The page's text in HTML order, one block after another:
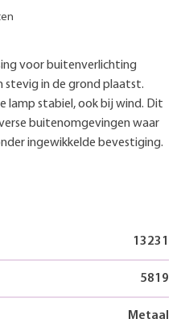
voor buitenverlichting
stevig in de grond plaatst.
lamp stabiel, ook bij wind. Dit
buitenomgevingen waar
ingewikkelde bevestiging.
13231
5819
Metaal